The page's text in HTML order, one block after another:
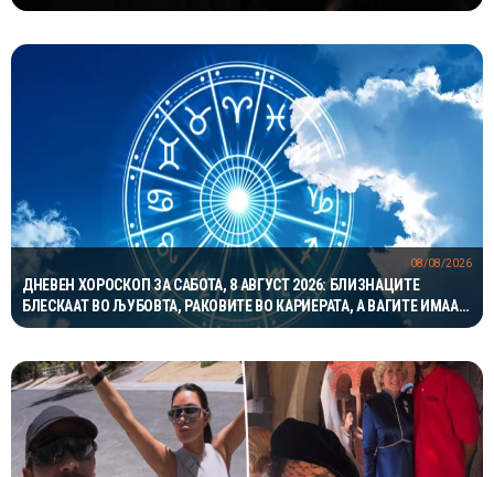
ДНЕВЕН ХОРОСКОП ЗА САБОТА, 8 АВГУСТ 2026: БЛИЗНАЦИТЕ
БЛЕСКААТ ВО ЉУБОВТА, РАКОВИТЕ ВО КАРИЕРАТА, А ВАГИТЕ ИМААТ
ОДЛИЧЕН ДЕН ЗА ХАРМОНИЈА
08/08/2026